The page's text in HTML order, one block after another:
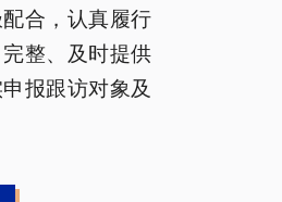
合，认真履行
整、及时提供
报跟访对象及